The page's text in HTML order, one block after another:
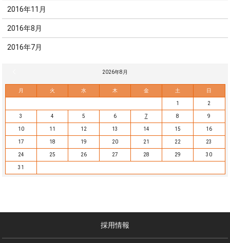
2016年11月
2016年8月
2016年7月
2026年8月
月 火 水 木 金 土 日
1 2
3 4 5 6 7 8 9
10 11 12 13 14 15 16
17 18 19 20 21 22 23
24 25 26 27 28 29 30
31
採用情報